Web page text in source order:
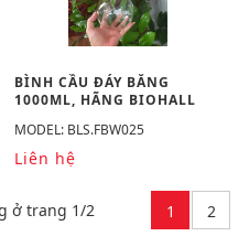
BÌNH CẦU ĐÁY BẰNG
1000ML, HÃNG BIOHALL
MODEL: BLS.FBW025
Liên hệ
ở trang 1/2 1 2